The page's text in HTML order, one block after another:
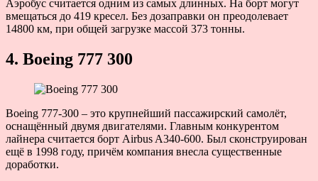
Аэробус считается одним из самых длинных. На борт могут
вмещаться до 419 кресел. Без дозаправки он преодолевает
14800 км, при общей загрузке массой 373 тонны.
4. Boeing 777 300
Boeing 777-300 – это крупнейший пассажирский самолёт,
оснащённый двумя двигателями. Главным конкурентом
лайнера считается борт Airbus A340-600. Был сконструирован
ещё в 1998 году, причём компания внесла существенные
доработки.